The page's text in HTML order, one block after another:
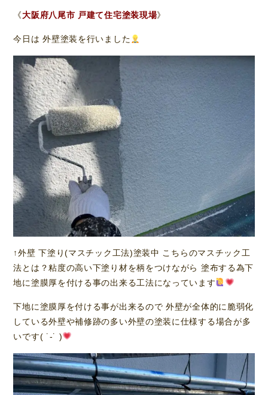
《大阪府八尾市 戸建て住宅塗装現場》
今日は 外壁塗装を行いました
↑外壁 下塗り(マスチック工法)塗装中 こちらのマスチック工
法とは？粘度の高い下塗り材を柄をつけながら 塗布する為下
地に塗膜厚を付ける事の出来る工法になっています
下地に塗膜厚を付ける事が出来るので 外壁が全体的に脆弱化
している外壁や補修跡の多い外壁の塗装に仕様する場合が多
いです( ˙-˙ )